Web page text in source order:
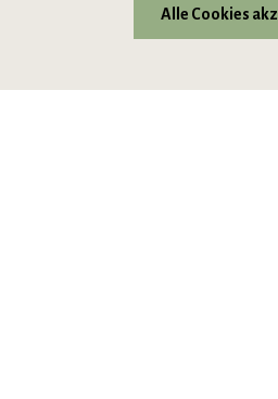
* Alle Preise inkl. gesetzl.
Alle Cookies